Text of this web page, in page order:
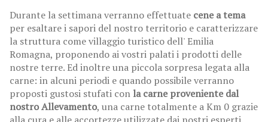
Durante la settimana verranno effettuate cene a tema
per esaltare i sapori del nostro territorio e caratterizzare
la struttura come villaggio turistico dell' Emilia
Romagna, proponendo ai vostri palati i prodotti delle
nostre terre. Ed inoltre una piccola sorpresa legata alla
carne: in alcuni periodi e quando possibile verranno
proposti gustosi stufati conla carne proveniente dal
nostro Allevamento, una carne totalmente a Km 0 grazie